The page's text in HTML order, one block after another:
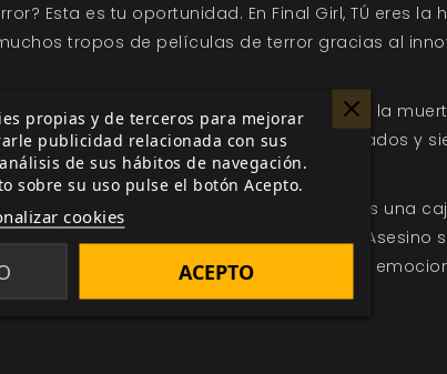
Esta es tu oportunidad. En Final Girl, TÚ eres la
tropos de películas de terror gracias al
tus acciones. ¡Un error podría significar la
el asesino? Usa las cartas, tira los dados y
pero hay que combinarla con al menos una
necesario para jugar. Como cualquier Asesino
posibilidades de juego y aporta nuevos y
propias y de terceros para mejorar
publicidad relacionada con sus
de sus hábitos de navegación.
sobre su uso pulse el botón Acepto.
cookies
ACEPTO